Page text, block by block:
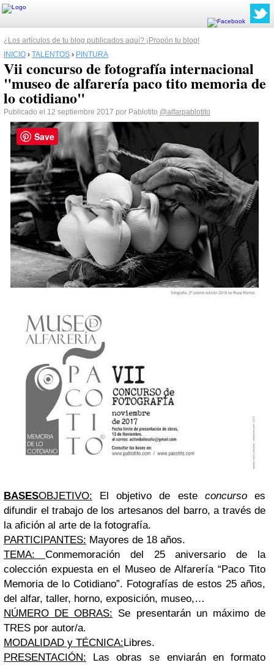
¿Los artículos de tu blog publicados aquí? ¡Propón tu blog!
INICIO › TALENTOS › PINTURA
Vii concurso de fotografía internacional
"museo de alfarería paco tito memoria de
lo cotidiano"
Publicado el 12 septiembre 2017 por Pablotito @alfarpablotito
BASESOBJETIVO: El objetivo de este concurso
es
difundir el trabajo de los artesanos del barro, a través de
la afición al arte de la fotografía.
PARTICIPANTES: Mayores de 18 años.
TEMA: Conmemoración del 25 aniversario de la
colección expuesta en el Museo de Alfarería “Paco Tito
Memoria de lo Cotidiano”. Fotografías de estos 25 años,
del alfar, taller, horno, exposición, museo,…
NÚMERO DE OBRAS: Se presentarán un máximo de
TRES por autor/a.
MODALIDAD y TÉCNICA:Libres.
PRESENTACIÓN: Las obras se enviarán en formato
Save